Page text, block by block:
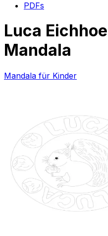
PDFs
Luca
Mandala
Mandala für Kinder